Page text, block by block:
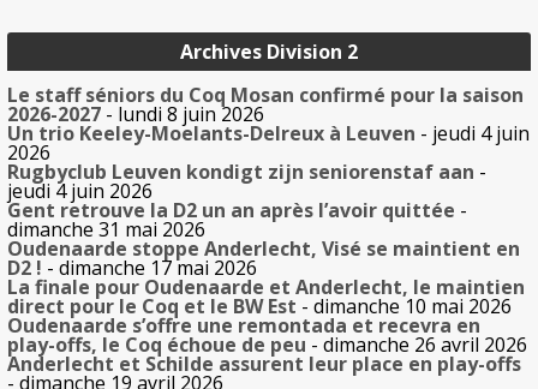
Archives Division 2
Le staff séniors du Coq Mosan confirmé pour la saison
2026-2027 - lundi 8 juin 2026
Un trio Keeley-Moelants-Delreux à Leuven - jeudi 4 juin
2026
Rugbyclub Leuven kondigt zijn seniorenstaf aan -
jeudi 4 juin 2026
Gent retrouve la D2 un an après l’avoir quittée -
dimanche 31 mai 2026
Oudenaarde stoppe Anderlecht, Visé se maintient en
D2 ! - dimanche 17 mai 2026
La finale pour Oudenaarde et Anderlecht, le maintien
direct pour le Coq et le BW Est - dimanche 10 mai 2026
Oudenaarde s’offre une remontada et recevra en
play-offs, le Coq échoue de peu - dimanche 26 avril 2026
Anderlecht et Schilde assurent leur place en play-offs
- dimanche 19 avril 2026